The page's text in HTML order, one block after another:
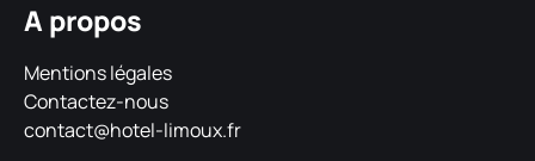
A propos
Mentions légales
Contactez-nous
contact@hotel-limoux.fr